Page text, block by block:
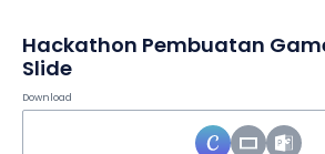
Hackathon Pembuatan
Slide
Download